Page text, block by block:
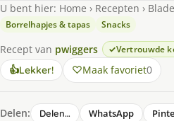
U bent hier: Home › Recepten ›
Borrelhapjes & tapas Snacks
Recept van pwiggers Vertrouwde
👍Lekker! Maak favoriet0
Delen: Delen… WhatsApp